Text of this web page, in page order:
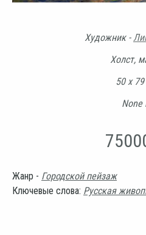
Художник -
Холст,
50 х
None
Жанр - Городской пейзаж
Ключевые слова: Русская